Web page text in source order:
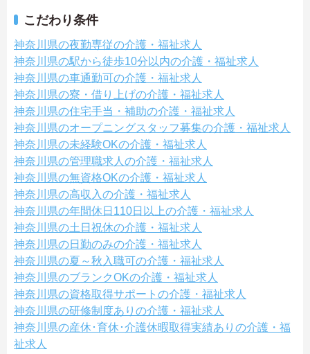
こだわり条件
神奈川県の夜勤専従の介護・福祉求人
神奈川県の駅から徒歩10分以内の介護・福祉求人
神奈川県の車通勤可の介護・福祉求人
神奈川県の寮・借り上げの介護・福祉求人
神奈川県の住宅手当・補助の介護・福祉求人
神奈川県のオープニングスタッフ募集の介護・福祉求人
神奈川県の未経験OKの介護・福祉求人
神奈川県の管理職求人の介護・福祉求人
神奈川県の無資格OKの介護・福祉求人
神奈川県の高収入の介護・福祉求人
神奈川県の年間休日110日以上の介護・福祉求人
神奈川県の土日祝休の介護・福祉求人
神奈川県の日勤のみの介護・福祉求人
神奈川県の夏～秋入職可の介護・福祉求人
神奈川県のブランクOKの介護・福祉求人
神奈川県の資格取得サポートの介護・福祉求人
神奈川県の研修制度ありの介護・福祉求人
神奈川県の産休･育休･介護休暇取得実績ありの介護・福
祉求人